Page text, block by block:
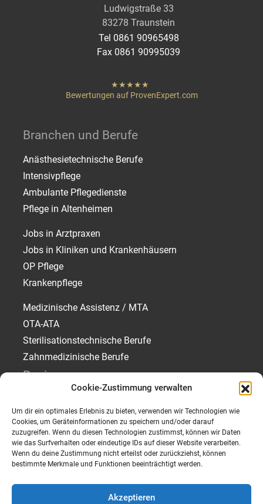
Cookie-Zustimmung verwalten
Um dir ein optimales Erlebnis zu bieten, verwenden wir Technologien wie
Cookies, um Geräteinformationen zu speichern und/oder darauf
zuzugreifen. Wenn du diesen Technologien zustimmst, können wir Daten
wie das Surfverhalten oder eindeutige IDs auf dieser Website verarbeiten.
Wenn du deine Zustimmung nicht erteilst oder zurückziehst, können
bestimmte Merkmale und Funktionen beeinträchtigt werden.
Akzeptieren
Ludwigstraße 33
83278 Traunstein
Tel 0861 90965498
Fax 0861 90995039
hat "von
Bewertungen auf ProvenExpert.com
Branchen und Berufe
Anästhesietechnische Berufe
Intensivpflege
Ambulante Pflegedienste
Pflege in Altenheimen
Jobs in Arztpraxen
Jobs in Kliniken und Krankenhäusern
OP Pflege
Krankenpflege
Medizinische Assistenz / MTA
OTA-ATA
Sterilisationstechnische Berufe
Zahnmedizinische Berufe
Regionen
Jobs in Rosenheim
Jobs in Traunstein
Jobs in Starnberg